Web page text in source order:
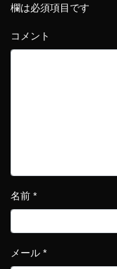
欄は必須項目です
コメント
名前 *
メール *